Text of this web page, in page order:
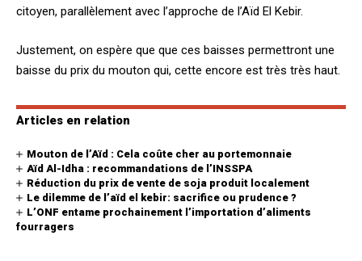
citoyen, parallèlement avec l’approche de l’Aïd El Kebir.
Justement, on espère que que ces baisses permettront une
baisse du prix du mouton qui, cette encore est très très haut.
Articles en relation
Mouton de l’Aïd : Cela coûte cher au portemonnaie
Aïd Al-Idha : recommandations de l’INSSPA
Réduction du prix de vente de soja produit localement
Le dilemme de l’aïd el kebir: sacrifice ou prudence ?
L’ONF entame prochainement l’importation d’aliments
fourragers